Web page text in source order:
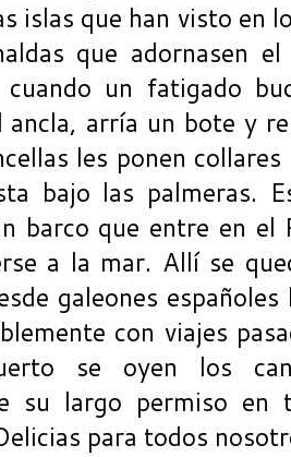
islas que han visto en
que adornasen
cuando un fatigado
arría un bote y
les ponen
bajo las palmeras.
barco que entre en el
a la mar. Allí se
galeones
con viajes
se oyen los
su largo permiso
para todos